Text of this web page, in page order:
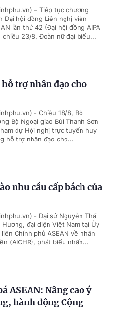
– Tiếp tục chương
Đại hội đồng Liên nghị viện
lần thứ 42 (Đại hội đồng AIPA
chiều 23/8, Đoàn nữ đại biểu...
trợ nhân đạo cho
- Chiều 18/8, Bộ
Bộ Ngoại giao Bùi Thanh Sơn
dự Hội nghị trực tuyến huy
hỗ trợ nhân đạo cho...
nhu cầu cấp bách của
- Đại sứ Nguyễn Thái
Hương, đại diện Việt Nam tại Ủy
liên Chính phủ ASEAN về nhân
(AICHR), phát biểu nhấn...
ASEAN: Nâng cao ý
hành động Cộng